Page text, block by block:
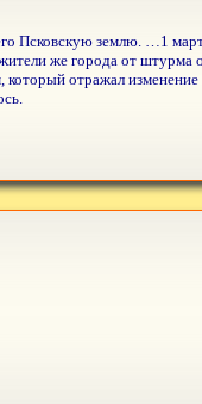
Псковскую землю. …1
же города от штурма
отражал